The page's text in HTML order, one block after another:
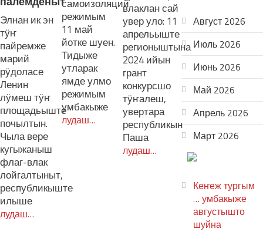
Элнан ик эн
тӱҥ
пайремже
марий
рӱдоласе
Ленин
лӱмеш тӱҥ
площадьыште
почылтын.
Чыла вере
кугыжаныш
флаг-влак
лойгалтыныт,
республикыште
илыше
лудаш…
самоизоляций
режимым
11 май
йотке шуен.
Тидыже
утларак
ямде улмо
режимым
умбакыже
лудаш…
влаклан сай
увер уло: 11
апрельыште
регионыштына
2024 ийын
грант
конкурсшо
тӱҥалеш,
увертара
республикын
Паша
лудаш…
Август 2026
Июль 2026
Июнь 2026
Май 2026
Апрель 2026
Март 2026
Кеҥеж тургым
… умбакыже
августышто
шуйна